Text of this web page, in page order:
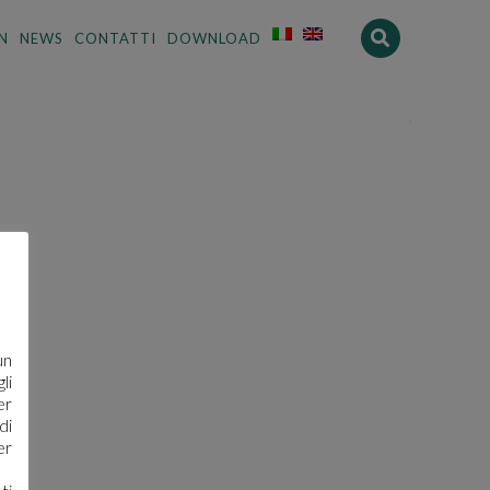
NEWS CONTATTI DOWNLOAD